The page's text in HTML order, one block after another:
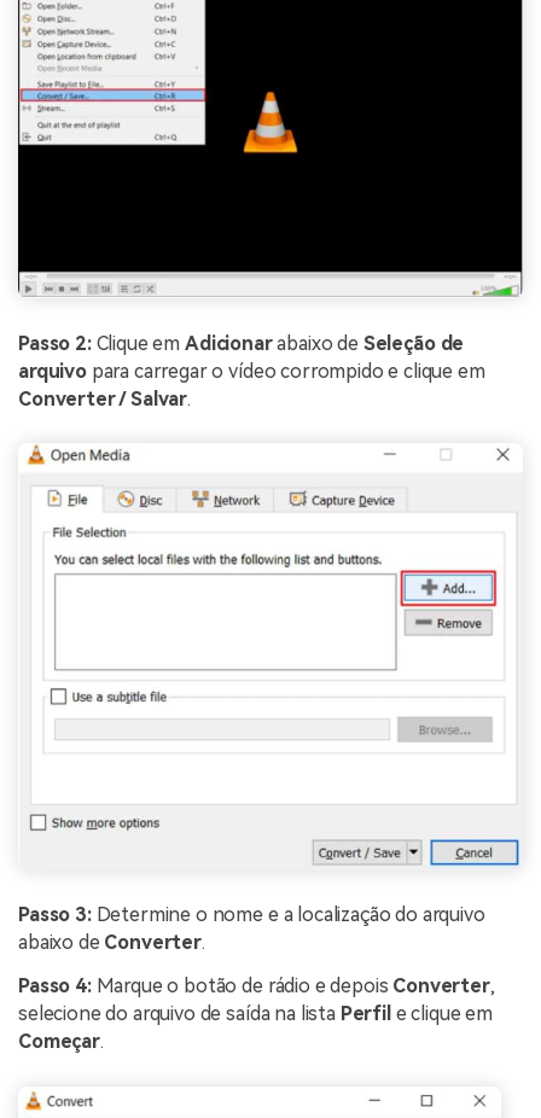
Passo 2:Clique em Adicionarabaixo de Seleção de
arquivopara carregar o vídeo corrompido e clique em
Converter / Salvar.
Passo 3:Determine o nome e a localização do arquivo
abaixo de Converter.
Passo 4:Marque o botão de rádio e depois Converter,
selecione do arquivo de saída na lista Perfil e clique em
Começar.